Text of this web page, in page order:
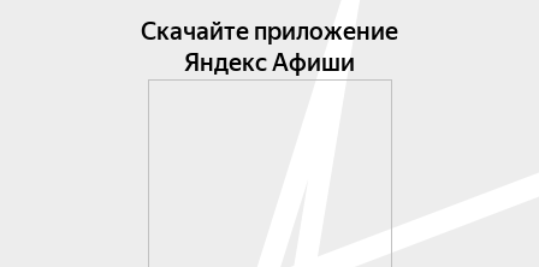
Скачайте приложение
Яндекс Афиши